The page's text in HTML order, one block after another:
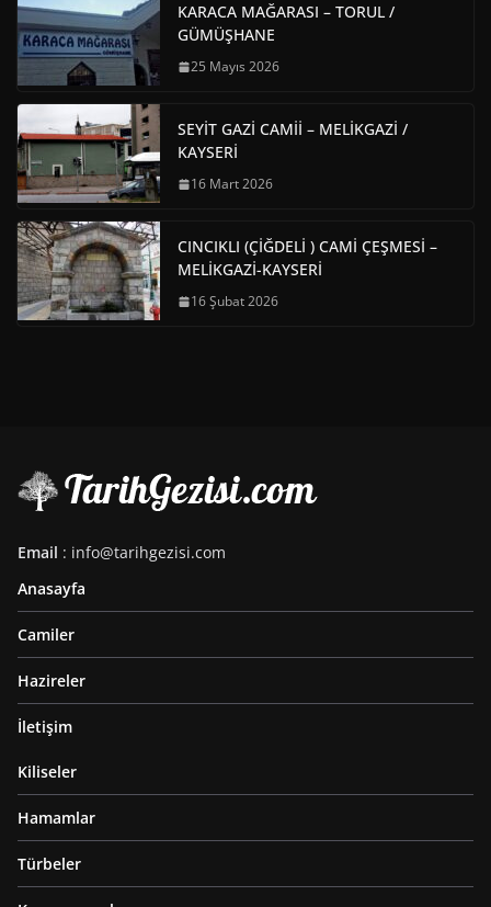
KARACA MAĞARASI – TORUL /
GÜMÜŞHANE
25 Mayıs 2026
SEYİT GAZİ CAMİİ – MELİKGAZİ /
KAYSERİ
16 Mart 2026
CINCIKLI (ÇİĞDELİ ) CAMİ ÇEŞMESİ –
MELİKGAZİ-KAYSERİ
16 Şubat 2026
Email : info@tarihgezisi.com
Anasayfa
Camiler
Hazireler
İletişim
Kiliseler
Hamamlar
Türbeler